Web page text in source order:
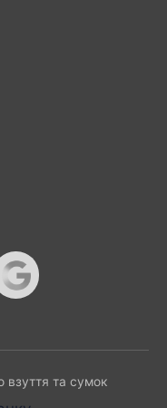
взуття та сумок